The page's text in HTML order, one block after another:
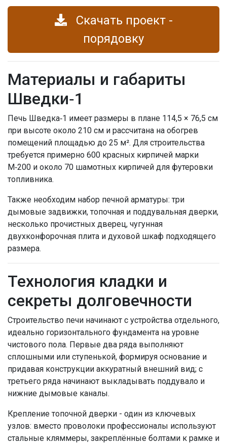
Скачать проект -
порядовку
Материалы и габариты
Шведки‑1
Печь Шведка‑1 имеет размеры в плане 114,5 × 76,5 см
при высоте около 210 см и рассчитана на обогрев
помещений площадью до 25 м². Для строительства
требуется примерно 600 красных кирпичей марки
М‑200 и около 70 шамотных кирпичей для футеровки
топливника.
Также необходим набор печной арматуры: три
дымовые задвижки, топочная и поддувальная дверки,
несколько прочистных дверец, чугунная
двухконфорочная плита и духовой шкаф подходящего
размера.
Технология кладки и
секреты долговечности
Строительство печи начинают с устройства отдельного,
идеально горизонтального фундамента на уровне
чистового пола. Первые два ряда выполняют
сплошными или ступенькой, формируя основание и
придавая конструкции аккуратный внешний вид; с
третьего ряда начинают выкладывать поддувало и
нижние дымовые каналы.
Крепление топочной дверки - один из ключевых
узлов: вместо проволоки профессионалы используют
стальные кляммеры, закреплённые болтами к рамке и